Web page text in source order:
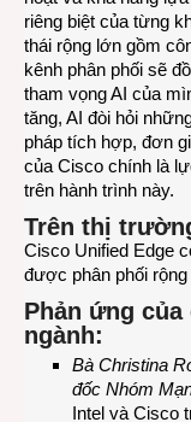
riêng biệt của từng
thái rộng lớn gồm
kênh phân phối sẽ
tham vọng AI của
tăng, AI đòi hỏi
pháp tích hợp, đơn
của Cisco chính là
trên hành trình này.
Trên thị
Cisco Unified Edge
được phân phối
Phản ứng
ngành:
Bà Christina
đốc Nhóm
Intel và Cisco